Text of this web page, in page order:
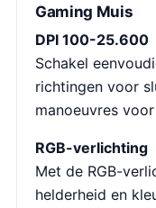
Gaming Muis
DPI 100-25.600
Schakel
richtingen voor
manoeuvres
RGB-verlichting
Met de RGB-
helderheid en